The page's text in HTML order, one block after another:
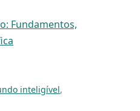
Fundamentos,
inteligível,